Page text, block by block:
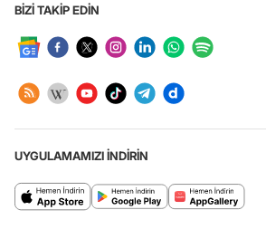
BİZİ TAKİP EDİN
UYGULAMAMIZI İNDİRİN